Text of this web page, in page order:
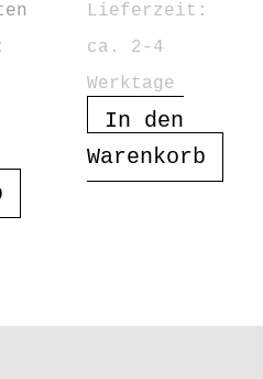
Lieferzeit:
ca. 2-4
Werktage
In den
Warenkorb